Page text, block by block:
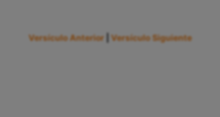
Versículo Anterior Versículo Siguiente